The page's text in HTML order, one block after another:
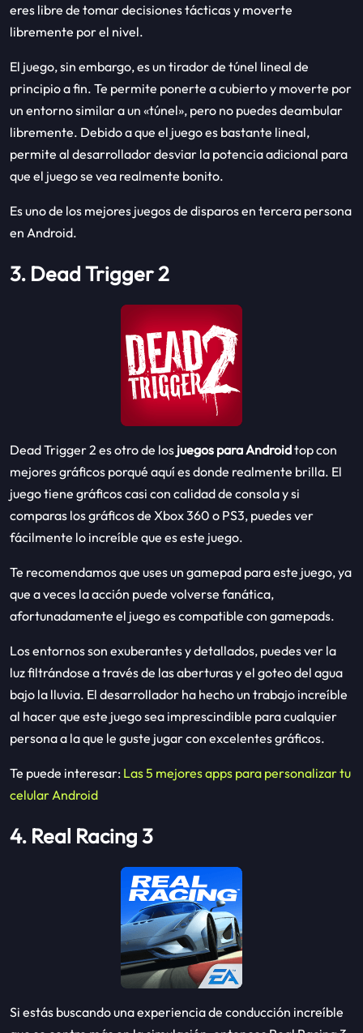
eres libre de tomar decisiones tácticas y moverte
libremente por el nivel.
El juego, sin embargo, es un tirador de túnel lineal de
principio a fin. Te permite ponerte a cubierto y moverte por
un entorno similar a un «túnel», pero no puedes deambular
libremente. Debido a que el juego es bastante lineal,
permite al desarrollador desviar la potencia adicional para
que el juego se vea realmente bonito.
Es uno de los mejores juegos de disparos en tercera persona
en Android.
3. Dead Trigger 2
Dead Trigger 2 es otro de los juegos para Androidtop con
mejores gráficos porqué aquí es donde realmente brilla. El
juego tiene gráficos casi con calidad de consola y si
comparas los gráficos de Xbox 360 o PS3, puedes ver
fácilmente lo increíble que es este juego.
Te recomendamos que uses un gamepad para este juego, ya
que a veces la acción puede volverse fanática,
afortunadamente el juego es compatible con gamepads.
Los entornos son exuberantes y detallados, puedes ver la
luz filtrándose a través de las aberturas y el goteo del agua
bajo la lluvia. El desarrollador ha hecho un trabajo increíble
al hacer que este juego sea imprescindible para cualquier
persona a la que le guste jugar con excelentes gráficos.
Te puede interesar: Las 5 mejores apps para personalizar tu
celular Android
4. Real Racing 3
Si estás buscando una experiencia de conducción increíble